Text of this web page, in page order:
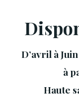
D’avril à
à
Haute